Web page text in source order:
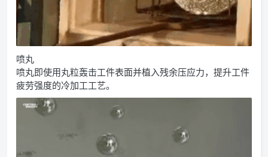
喷丸
喷丸即使用丸粒轰击工件表面并植入残余压应力，提升工件
疲劳强度的冷加工工艺。